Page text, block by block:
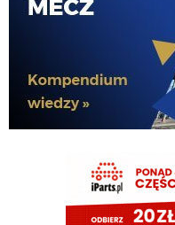
Zmienili taktykę. Już nawet się
Z kim się Inter dziś dogadał?
Tifosinho 08.08.2026 16:02
0 celnych strzałów robi wrażenie
08.08.2026 15:48
Mnie bardziej cieszy ich gra,